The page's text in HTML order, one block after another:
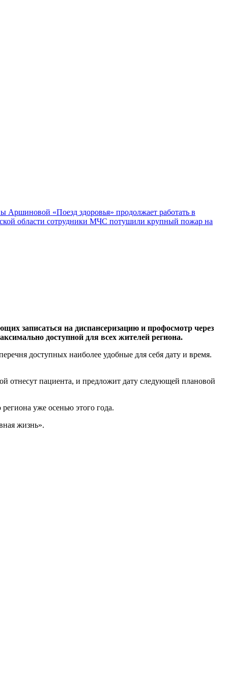
Аршиновой «Поезд здоровья» продолжает работать в
области сотрудники МЧС потушили крупный пожар на
записаться на диспансеризацию и профосмотр через
доступной для всех жителей региона.
доступных наиболее удобные для себя дату и время.
отнесут пациента, и предложит дату следующей плановой
уже осенью этого года.
жизнь».